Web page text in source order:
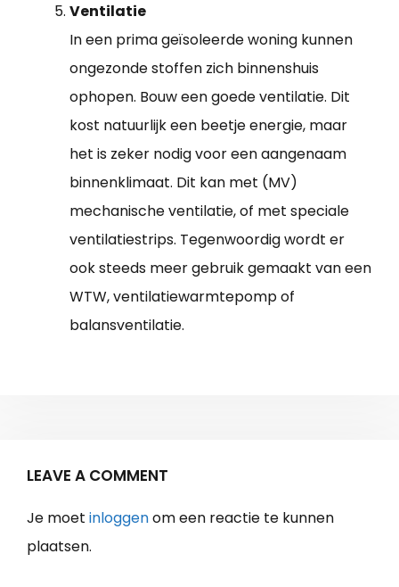
Ventilatie
In een prima geïsoleerde woning kunnen
ongezonde stoffen zich binnenshuis
ophopen. Bouw een goede ventilatie. Dit
kost natuurlijk een beetje energie, maar
het is zeker nodig voor een aangenaam
binnenklimaat. Dit kan met (MV)
mechanische ventilatie, of met speciale
ventilatiestrips. Tegenwoordig wordt er
ook steeds meer gebruik gemaakt van een
WTW, ventilatiewarmtepomp of
balansventilatie.
LEAVE A COMMENT
Je moet inloggenom een reactie te kunnen
plaatsen.